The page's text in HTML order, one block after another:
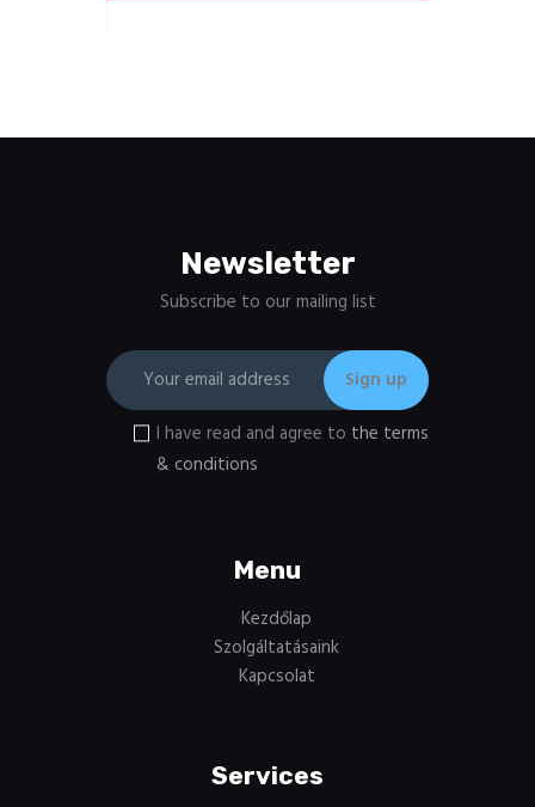
Newsletter
Subscribe to our mailing list
I have read and agree to the terms
& conditions
Menu
Kezdőlap
Szolgáltatásaink
Kapcsolat
Services